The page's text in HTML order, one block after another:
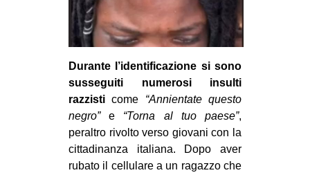
Durante l’identificazione si sono
susseguiti numerosi insulti
razzisti come “Annientate questo
negro”e “Torna al tuo paese”,
peraltro rivolto verso giovani con la
cittadinanza italiana. Dopo aver
rubato il cellulare a un ragazzo che